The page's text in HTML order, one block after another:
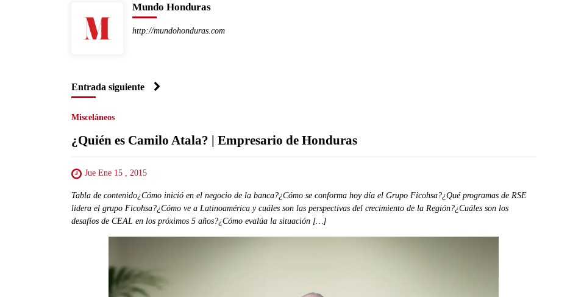
Mundo Honduras
http://mundohonduras.com
Entrada siguiente
Misceláneos
¿Quién es Camilo Atala? | Empresario de Honduras
Jue Ene 15 , 2015
Tabla de contenido¿Cómo inició en el negocio de la banca?¿Cómo se conforma hoy día el Grupo Ficohsa?¿Qué programas de RSE
lidera el grupo Ficohsa?¿Cómo ve a Latinoamérica y cuáles son las perspectivas del crecimiento de la Región?¿Cuáles son los
desafíos de CEAL en los próximos 5 años?¿Cómo evalúa la situación […]